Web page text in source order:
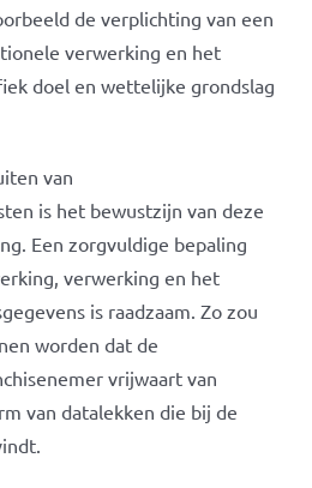
de verplichting van een
verwerking en het
doel en wettelijke grondslag
van
is het bewustzijn van deze
Een zorgvuldige bepaling
verwerking en het
is raadzaam. Zo zou
worden dat de
vrijwaart van
van datalekken die bij de